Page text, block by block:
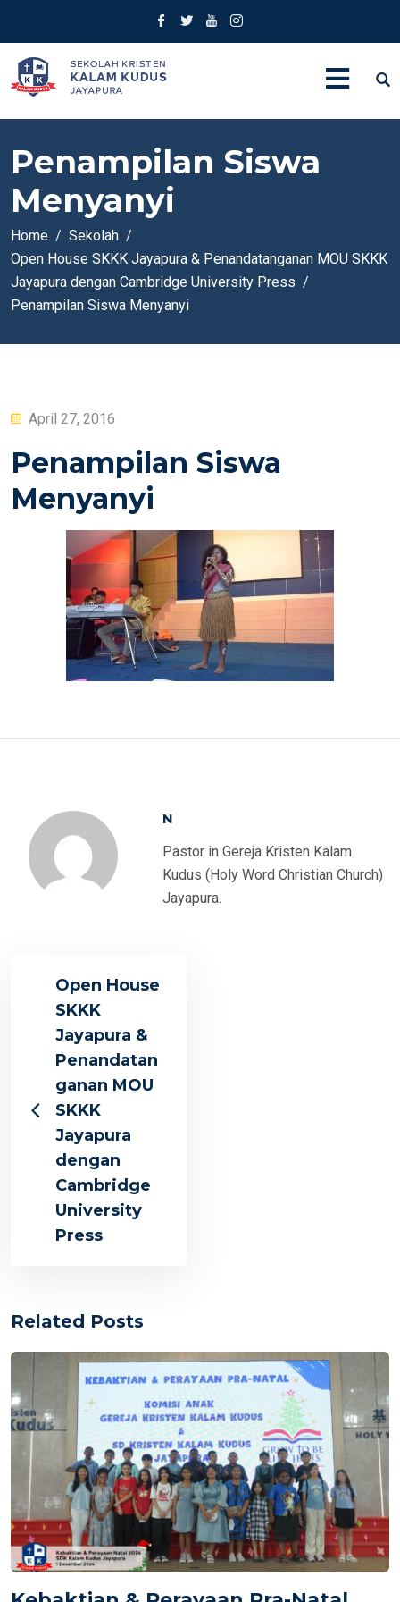
Penampilan Siswa
Menyanyi
Home
Sekolah
Open House SKKK Jayapura & Penandatanganan MOU SKKK
Jayapura dengan Cambridge University Press
Penampilan Siswa Menyanyi
Posted
April 27, 2016
Penampilan Siswa
Menyanyi
N
Pastor in Gereja Kristen Kalam
Kudus (Holy Word Christian Church)
Jayapura.
Open House
SKKK
Jayapura &
Penandatan
ganan MOU
SKKK
Jayapura
dengan
Cambridge
University
Press
Related Posts